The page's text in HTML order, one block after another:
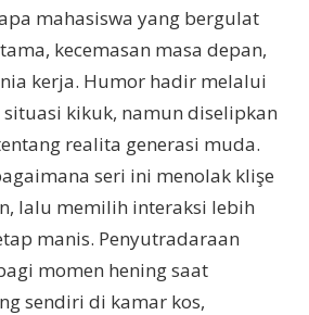
mahasiswa yang bergulat
kecemasan masa depan,
kerja. Humor hadir melalui
kikuk, namun diselipkan
realita generasi muda.
seri ini menolak klişe
lalu memilih interaksi lebih
manis. Penyutradaraan
momen hening saat
sendiri di kamar kos,